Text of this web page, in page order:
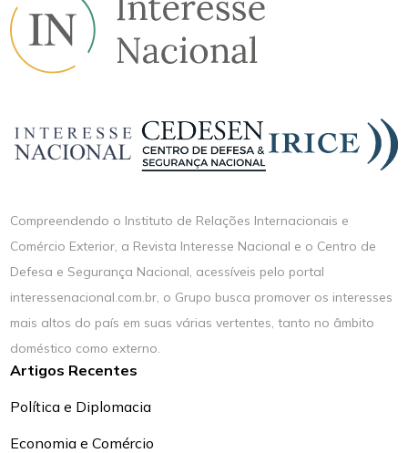
Compreendendo o Instituto de Relações Internacionais e
Comércio Exterior, a Revista Interesse Nacional e o Centro de
Defesa e Segurança Nacional, acessíveis pelo portal
interessenacional.com.br, o Grupo busca promover os interesses
mais altos do país em suas várias vertentes, tanto no âmbito
doméstico como externo.
Artigos Recentes
Política e Diplomacia
Economia e Comércio